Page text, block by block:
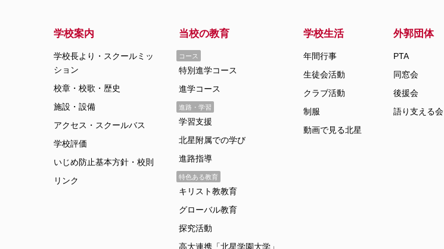
学校案内
学校長より・スクールミッ
ション
校章・校歌・歴史
施設・設備
アクセス・スクールバス
学校評価
いじめ防止基本方針・校則
リンク
当校の教育
コース
特別進学コース
進学コース
進路・学習
学習支援
北星附属での学び
進路指導
特色ある教育
キリスト教教育
グローバル教育
探究活動
高大連携「北星学園大学」
学校生活
年間行事
生徒会活動
クラブ活動
制服
動画で見る北星
外郭団体
PTA
同窓会
後援会
語り支える会